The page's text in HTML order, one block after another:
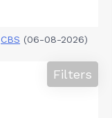
CBS (06-08-2026)
Filters